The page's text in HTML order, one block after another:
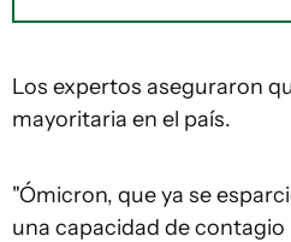
Los expertos aseguraron
mayoritaria en el país.
"Ómicron, que ya se
una capacidad de